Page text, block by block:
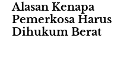
Alasan Kenapa
Pemerkosa Harus
Dihukum Berat